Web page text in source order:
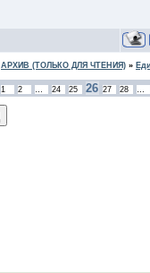
АРХИВ (ТОЛЬКО ДЛЯ ЧТЕНИЯ) »
1 2 … 24 25 26 27 28 …